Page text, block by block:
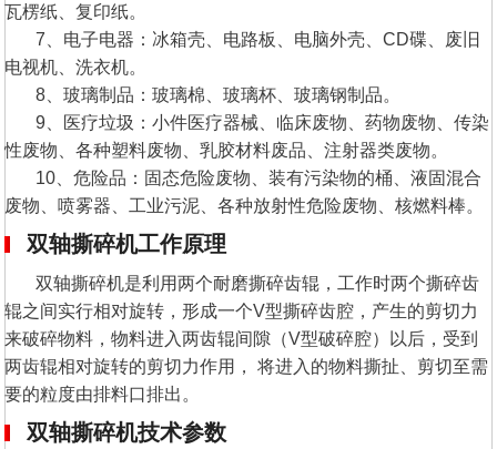
瓦楞纸、复印纸。
7、电子电器：冰箱壳、电路板、电脑外壳、CD碟、废旧
电视机、洗衣机。
8、玻璃制品：玻璃棉、玻璃杯、玻璃钢制品。
9、医疗垃圾：小件医疗器械、临床废物、药物废物、传染
性废物、各种塑料废物、乳胶材料废品、注射器类废物。
10、危险品：固态危险废物、装有污染物的桶、液固混合
废物、喷雾器、工业污泥、各种放射性危险废物、核燃料棒。
双轴撕碎机工作原理
双轴撕碎机是利用两个耐磨撕碎齿辊，工作时两个撕碎齿
辊之间实行相对旋转，形成一个V型撕碎齿腔，产生的剪切力
来破碎物料，物料进入两齿辊间隙（V型破碎腔）以后，受到
两齿辊相对旋转的剪切力作用， 将进入的物料撕扯、剪切至需
要的粒度由排料口排出。
双轴撕碎机技术参数